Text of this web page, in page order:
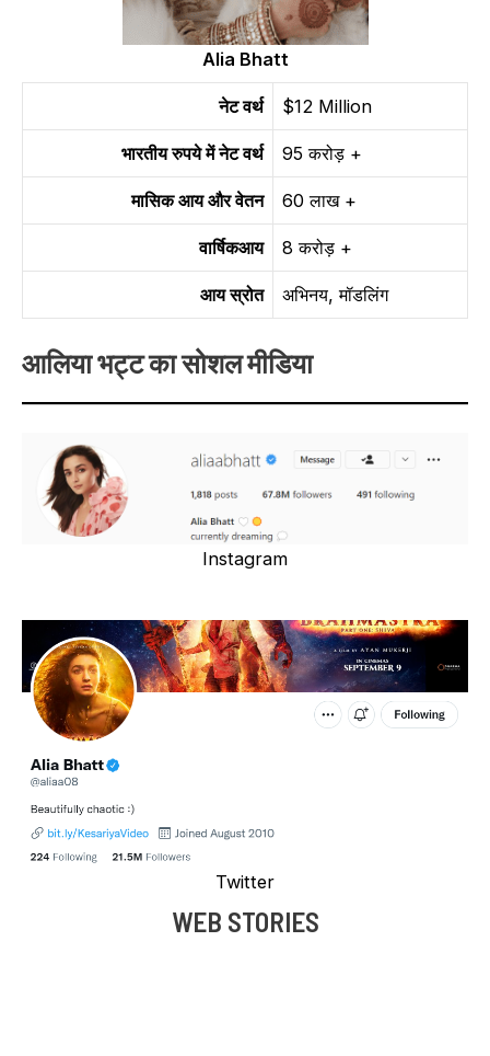
Alia Bhatt
नेट वर्थ $12 Million
भारतीय रुपये में नेट वर्थ 95 करोड़ +
मासिक आय और वेतन 60 लाख +
वार्षिकआय 8 करोड़ +
आय स्रोत अभिनय, मॉडलिंग
आलिया भट्ट का सोशल मीडिया
Instagram
Twitter
WEB STORIES